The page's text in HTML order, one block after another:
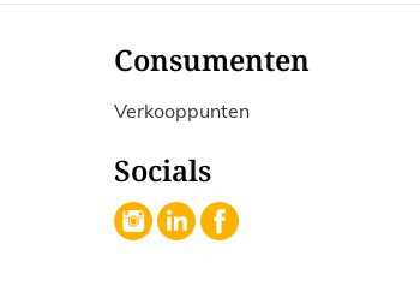
Consumenten
Verkooppunten
Socials